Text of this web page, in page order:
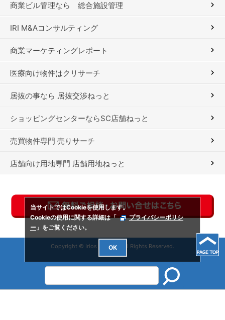
商業ビル管理なら 総合施設管理
IRI M&Aコンサルティング
商業マーケティングレポート
医療向け物件はクリサーチ
居抜の事なら 居抜交渉ねっと
ショッピングセンターならSC店舗ねっと
売買物件専門 売りサーチ
店舗向け用地専門 店舗用地ねっと
Copyright © Irios Co., Ltd. All Rights Reserved.
当サイトではCookieを使用します。
Cookieの使用に関する詳細は「
プライバシーポリシ
ー 」をご覧ください。
OK